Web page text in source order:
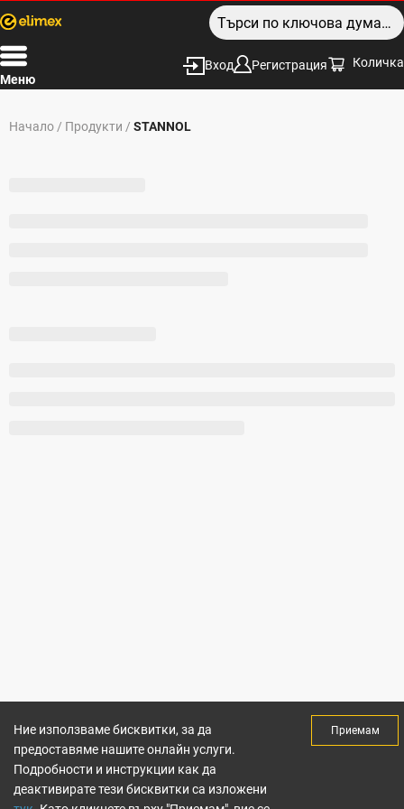
Меню
Вход Регистрация Количка
Начало / Продукти / STANNOL
Ние използваме бисквитки, за да
предоставяме нашите онлайн услуги.
Подробности и инструкции как да
деактивирате тези бисквитки са изложени
Приемам